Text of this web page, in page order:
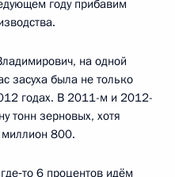
году прибавим
на одной
засуха была не только
годах. В 2011-м и 2012-
тонн зерновых, хотя
800.
6 процентов идём